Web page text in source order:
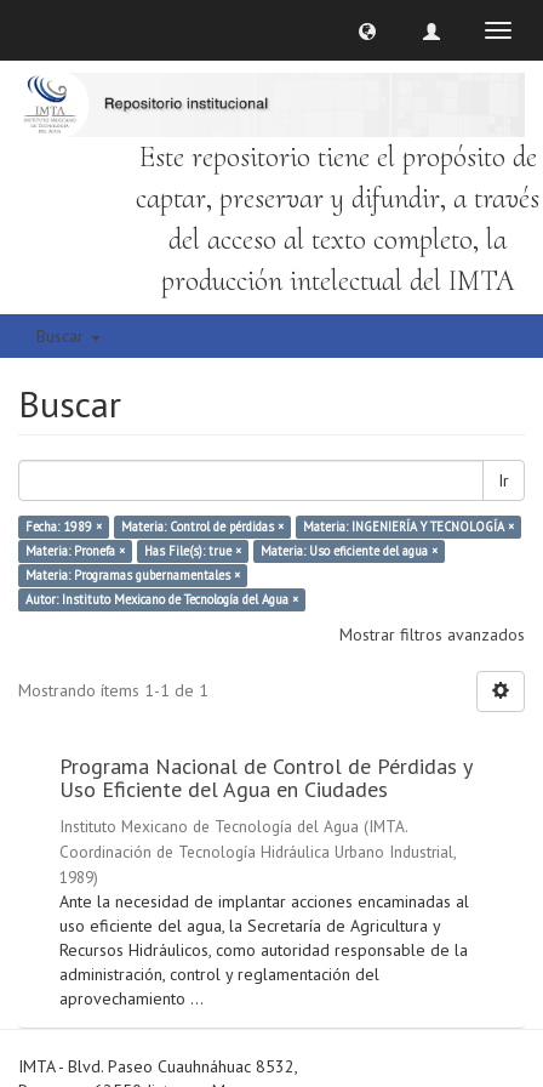
Este repositorio tiene el propósito de
captar, preservar y difundir, a través
del acceso al texto completo, la
producción intelectual del IMTA
Buscar
Buscar
Ir
Fecha: 1989 × Materia: Control de pérdidas ×
Materia: INGENIERÍA Y TECNOLOGÍA ×
Materia: Pronefa ×
Has File(s): true ×
Materia: Uso eficiente del agua ×
Materia: Programas gubernamentales ×
Autor: Instituto Mexicano de Tecnología del Agua ×
Mostrar filtros avanzados
Mostrando ítems 1-1 de 1
Programa Nacional de Control de Pérdidas y
Uso Eficiente del Agua en Ciudades
Instituto Mexicano de Tecnología del Agua (IMTA.
Coordinación de Tecnología Hidráulica Urbano Industrial,
1989)
Ante la necesidad de implantar acciones encaminadas al
uso eficiente del agua, la Secretaría de Agricultura y
Recursos Hidráulicos, como autoridad responsable de la
administración, control y reglamentación del
aprovechamiento ...
IMTA - Blvd. Paseo Cuauhnáhuac 8532,